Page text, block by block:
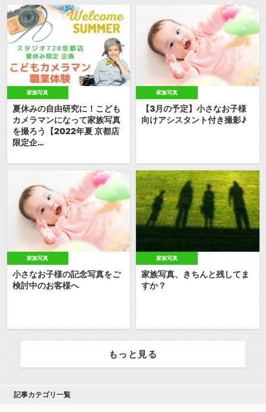
家族写真
夏休みの自由研究に！こども
カメラマンになって家族写真
を撮ろう【2022年夏 京都店
限定企…
家族写真
【3月の予定】小さなお子様
向けアシスタント付き撮影♪
家族写真
小さなお子様の記念写真をご
検討中のお客様へ
家族写真
家族写真、きちんと残してま
すか？
もっと見る
記事カテゴリ一覧